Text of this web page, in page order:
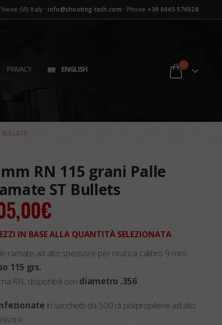
(VI) Italy · info@shooting-tech.com · Phone +39 0445 576528
PRIVACY ENGLISH 0
RN 115 grani Palle
ST Bullets
€
IN BASE ALLA QUANTITÀ SELEZIONATA
ramate ad alto spessore per ricarica calibro 9 mm
115 grs.
RN, disponibili con diametro .356
in sacchetti da 500 di polipropilene ad alto